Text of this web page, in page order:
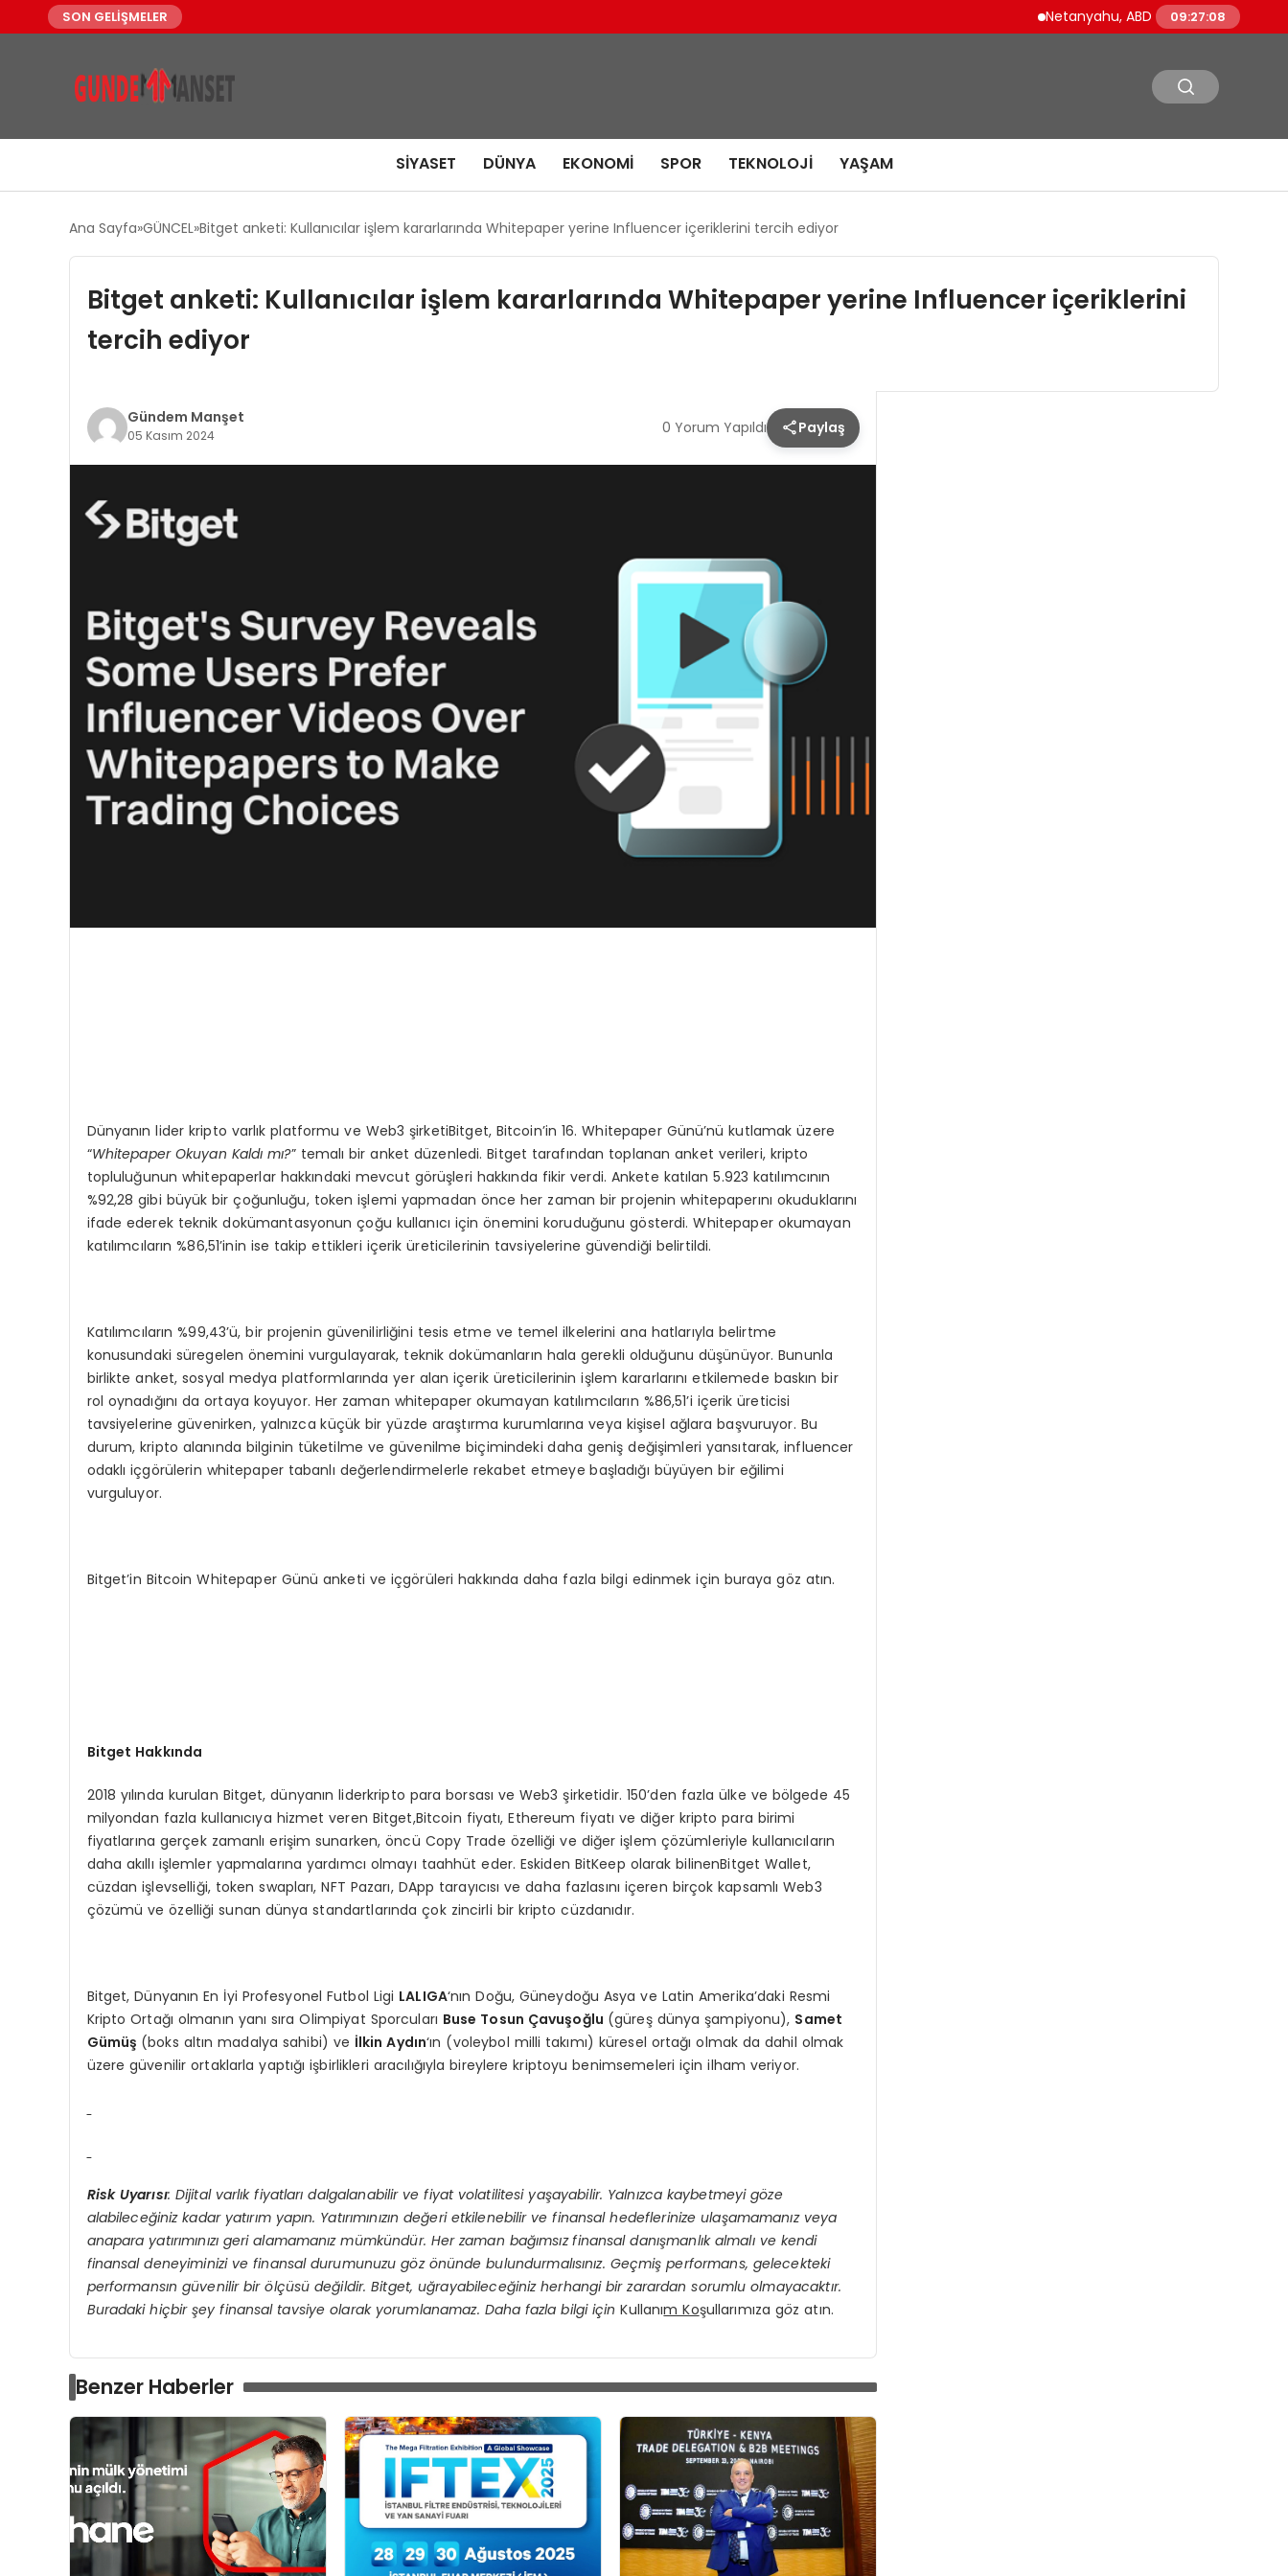
SON GELİŞMELER Netanyahu, ABD Savunma Bakanı
09:27:09
SIYASET DÜNYA EKONOMI SPOR TEKNOLOJI YAŞAM
Ana Sayfa GÜNCEL Bitget anketi: Kullanıcılar işlem kararlarında Whitepaper yerine Influencer içeriklerini tercih ediyor
Bitget anketi: Kullanıcılar işlem kararlarında Whitepaper yerine Influencer içeriklerini
tercih ediyor
Gündem Manşet
05 Kasım 2024 0 Yorum Yapıldı Paylaş
Dünyanın lider kripto varlık platformu ve Web3 şirketiBitget, Bitcoin’in 16. Whitepaper Günü’nü kutlamak üzere
“Whitepaper Okuyan Kaldı mı?” temalı bir anket düzenledi. Bitget tarafından toplanan anket verileri, kripto
topluluğunun whitepaperlar hakkındaki mevcut görüşleri hakkında fikir verdi. Ankete katılan 5.923 katılımcının
%92,28 gibi büyük bir çoğunluğu, token işlemi yapmadan önce her zaman bir projenin whitepaperını okuduklarını
ifade ederek teknik dokümantasyonun çoğu kullanıcı için önemini koruduğunu gösterdi. Whitepaper okumayan
katılımcıların %86,51’inin ise takip ettikleri içerik üreticilerinin tavsiyelerine güvendiği belirtildi.
Katılımcıların %99,43’ü, bir projenin güvenilirliğini tesis etme ve temel ilkelerini ana hatlarıyla belirtme
konusundaki süregelen önemini vurgulayarak, teknik dokümanların hala gerekli olduğunu düşünüyor. Bununla
birlikte anket, sosyal medya platformlarında yer alan içerik üreticilerinin işlem kararlarını etkilemede baskın bir
rol oynadığını da ortaya koyuyor. Her zaman whitepaper okumayan katılımcıların %86,51’i içerik üreticisi
tavsiyelerine güvenirken, yalnızca küçük bir yüzde araştırma kurumlarına veya kişisel ağlara başvuruyor. Bu
durum, kripto alanında bilginin tüketilme ve güvenilme biçimindeki daha geniş değişimleri yansıtarak, influencer
odaklı içgörülerin whitepaper tabanlı değerlendirmelerle rekabet etmeye başladığı büyüyen bir eğilimi
vurguluyor.
Bitget’in Bitcoin Whitepaper Günü anketi ve içgörüleri hakkında daha fazla bilgi edinmek için buraya göz atın.
Bitget Hakkında
2018 yılında kurulan Bitget, dünyanın liderkripto para borsası ve Web3 şirketidir. 150’den fazla ülke ve bölgede 45
milyondan fazla kullanıcıya hizmet veren Bitget,Bitcoin fiyatı, Ethereum fiyatı ve diğer kripto para birimi
fiyatlarına gerçek zamanlı erişim sunarken, öncü Copy Trade özelliği ve diğer işlem çözümleriyle kullanıcıların
daha akıllı işlemler yapmalarına yardımcı olmayı taahhüt eder. Eskiden BitKeep olarak bilinenBitget Wallet,
cüzdan işlevselliği, token swapları, NFT Pazarı, DApp tarayıcısı ve daha fazlasını içeren birçok kapsamlı Web3
çözümü ve özelliği sunan dünya standartlarında çok zincirli bir kripto cüzdanıdır.
Bitget, Dünyanın En İyi Profesyonel Futbol Ligi LALIGA‘nın Doğu, Güneydoğu Asya ve Latin Amerika’daki Resmi
Kripto Ortağı olmanın yanı sıra Olimpiyat Sporcuları Buse Tosun Çavuşoğlu (güreş dünya şampiyonu), Samet
Gümüş (boks altın madalya sahibi) ve İlkin Aydın‘ın (voleybol milli takımı) küresel ortağı olmak da dahil olmak
üzere güvenilir ortaklarla yaptığı işbirlikleri aracılığıyla bireylere kriptoyu benimsemeleri için ilham veriyor.
Risk Uyarısı: Dijital varlık fiyatları dalgalanabilir ve fiyat volatilitesi yaşayabilir. Yalnızca kaybetmeyi göze
alabileceğiniz kadar yatırım yapın. Yatırımınızın değeri etkilenebilir ve finansal hedeflerinize ulaşamamanız veya
anapara yatırımınızı geri alamamanız mümkündür. Her zaman bağımsız finansal danışmanlık almalı ve kendi
finansal deneyiminizi ve finansal durumunuzu göz önünde bulundurmalısınız. Geçmiş performans, gelecekteki
performansın güvenilir birölçüsü değildir. Bitget, uğrayabileceğiniz herhangi bir zarardan sorumlu olmayacaktır.
Buradaki hiçbir şey finansal tavsiye olarak yorumlanamaz. Daha fazla bilgi içinKullanım Koşullarımıza göz atın.
Benzer Haberler